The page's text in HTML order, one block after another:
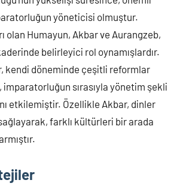
yöneticisi olmuştur.
olan Humayun, Akbar ve Aurangzeb,
belirleyici rol oynamışlardır.
kendi döneminde çeşitli reformlar
sırasıyla yönetim şekli
etkilemiştir. Özellikle Akbar, dinler
farklı kültürleri bir arada